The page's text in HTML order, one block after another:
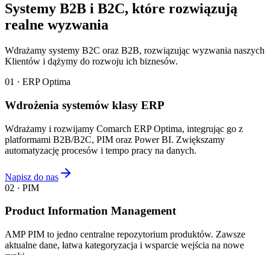
Systemy B2B i B2C, które rozwiązują
realne wyzwania
Wdrażamy systemy B2C oraz B2B, rozwiązując wyzwania naszych
Klientów i dążymy do rozwoju ich biznesów.
01 · ERP Optima
Wdrożenia systemów klasy ERP
Wdrażamy i rozwijamy Comarch ERP Optima, integrując go z
platformami B2B/B2C, PIM oraz Power BI. Zwiększamy
automatyzację procesów i tempo pracy na danych.
Napisz do nas
02 · PIM
Product Information Management
AMP PIM to jedno centralne repozytorium produktów. Zawsze
aktualne dane, łatwa kategoryzacja i wsparcie wejścia na nowe